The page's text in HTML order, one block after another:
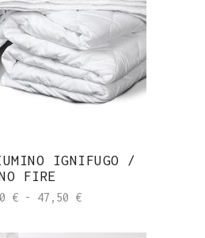
IGNIFUGO /
FIRE
€ - 47,50 €Fascia